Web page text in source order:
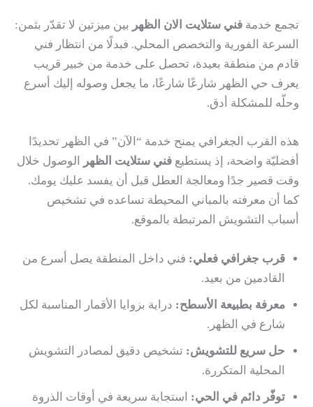
تجمع خدمة فني ستلايت الان الظهر بين ميزتين لا تقدّر بثمن:
السرعة الفورية والتخصص المحلي. فبدلًا من انتظار فني
قادم من منطقة بعيدة، تحصل على خدمة من خبير قريب
يعرف حي الظهر شارعًا شارعًا، ما يجعل وصوله إليك أسرع
وحلّه للمشكلة أدق.
هذه القرب الجغرافي يمنح خدمة “الآن” في الظهر تحديدًا
أفضليّة واضحة، إذ يستطيع فني ستلايت الظهر
الوصول خلال
وقت قصير جدًا ومعالجة العطل قبل أن يفسد عليك يومك.
كما أن معرفته بالمباني المحيطة تساعده في تشخيص
أسباب التشويش المرتبطة بالموقع.
قرب جغرافي فعلي: فني داخل المنطقة يصل أسرع من
القادمين من بعيد.
معرفة بطبيعة الأسطح: دراية بزوايا الأقمار المناسبة لكل
شارع في الظهر.
حل سريع للتشويش: تشخيص دقيق لمصادر التشويش
المحلية المتكررة.
توفّر دائم في الحي: استجابة سريعة في أوقات الذروة